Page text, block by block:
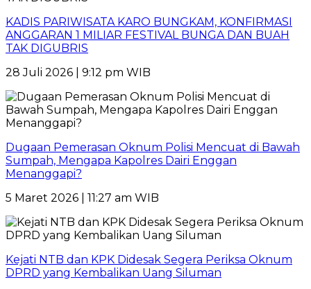
KADIS PARIWISATA KARO BUNGKAM, KONFIRMASI
ANGGARAN 1 MILIAR FESTIVAL BUNGA DAN BUAH
TAK DIGUBRIS
28 Juli 2026 | 9:12 pm WIB
Dugaan Pemerasan Oknum Polisi Mencuat di Bawah
Sumpah, Mengapa Kapolres Dairi Enggan
Menanggapi?
5 Maret 2026 | 11:27 am WIB
Kejati NTB dan KPK Didesak Segera Periksa Oknum
DPRD yang Kembalikan Uang Siluman